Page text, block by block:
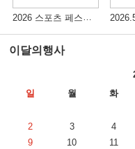
2026 스포츠 페스티벌(Sports Festival) 행사
이달의행사
일
월 화
2
3 4
9
10 11